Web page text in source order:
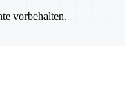
vorbehalten.